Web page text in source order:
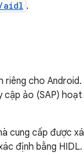
aidl .
riêng cho
ảo (SAP)
cung cấp được
định bằng HIDL.